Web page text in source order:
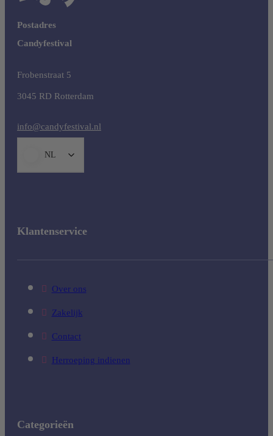
Postadres
Candyfestival
Frobenstraat 5
3045 RD Rotterdam
info@candyfestival.nl
NL
Klantenservice
Over ons
Zakelijk
Contact
Herroeping indienen
Categorieën